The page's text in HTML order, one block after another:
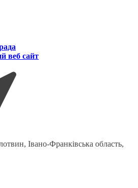
веб сайт
Івано-Франківська область,